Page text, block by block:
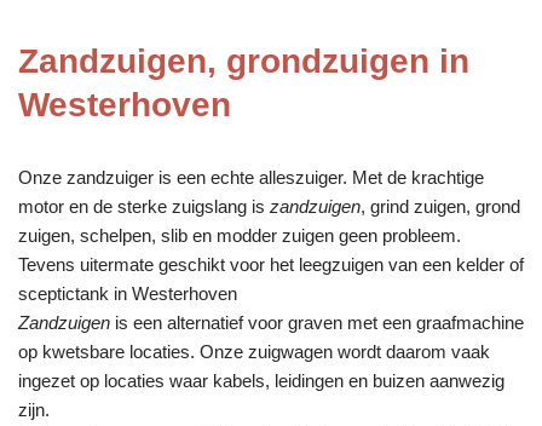
Zandzuigen, grondzuigen in
Westerhoven
Onze zandzuiger is een echte alleszuiger. Met de krachtige
motor en de sterke zuigslang is zandzuigen, grind zuigen, grond
zuigen, schelpen, slib en modder zuigen geen probleem.
Tevens uitermate geschikt voor het leegzuigen van een kelder of
sceptictank in Westerhoven
Zandzuigen is een alternatief voor graven met een graafmachine
op kwetsbare locaties. Onze zuigwagen wordt daarom vaak
ingezet op locaties waar kabels, leidingen en buizen aanwezig
zijn.